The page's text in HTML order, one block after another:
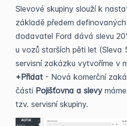
Slevové skupiny slouží k
základě předem
dodavatel Ford dává slevu
u vozů starších pěti let (Sleva
servisní zakázku vytvoříme v
+Přidat - Nová komerční
části Pojišťovna a slevy
tzv. servisní skupiny.